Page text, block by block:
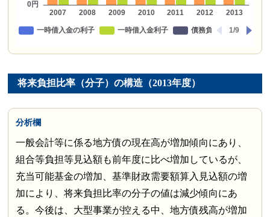
将来負担比率（分子）の構造（2013年度）
分析欄
一般会計等に係る地方債の現在高が増加傾向にあり、
組合等負担等見込額も前年度に比べ増加しているが、
充当可能基金の増加、基準財政需要額算入見込額の増
加により、将来負担比率の分子の値は減少傾向にあ
る。今後は、大型事業が控える中、地方債残高が増加